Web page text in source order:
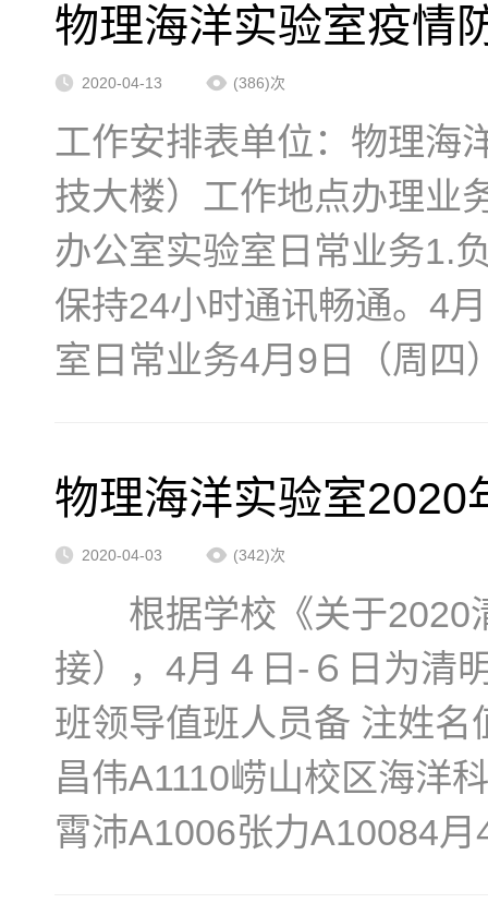
物理海洋实验室疫情
2020-04-13 (386)次
工作安排表单位：物理海
技大楼）工作地点办理业
办公室实验室日常业务1.
保持24小时通讯畅通。4
室日常业务4月9日（周四
物理海洋实验室2020
2020-04-03 (342)次
根据学校《关于2020
接），4月４日-６日为清
班领导值班人员备 注姓
昌伟A1110崂山校区海洋
霄沛A1006张力A10084